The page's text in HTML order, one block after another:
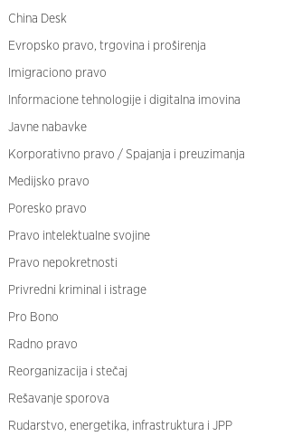
China Desk
Evropsko pravo, trgovina i proširenja
Imigraciono pravo
Informacione tehnologije i digitalna imovina
Javne nabavke
Korporativno pravo / Spajanja i preuzimanja
Medijsko pravo
Poresko pravo
Pravo intelektualne svojine
Pravo nepokretnosti
Privredni kriminal i istrage
Pro Bono
Radno pravo
Reorganizacija i stečaj
Rešavanje sporova
Rudarstvo, energetika, infrastruktura i JPP